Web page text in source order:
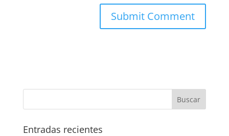
Entradas recientes